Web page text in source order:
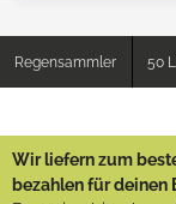
Regensammler 50
Wir liefern zum
bezahlen für deinen